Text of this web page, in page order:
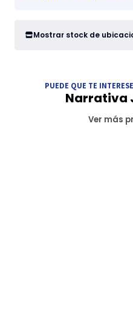
Mostrar stock de
PUEDE QUE TE
Narrativa
Ver más